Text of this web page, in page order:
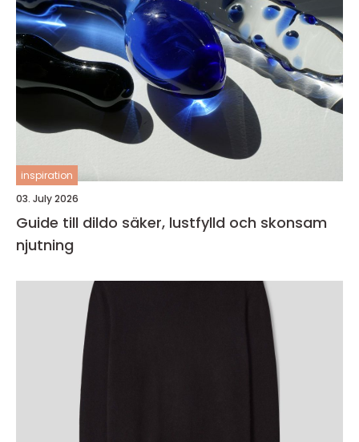
inspiration
03. July 2026
Guide till dildo säker, lustfylld och skonsam
njutning